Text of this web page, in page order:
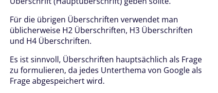
Für die übrigen Überschriften verwendet man
üblicherweise H2 Überschriften, H3 Überschriften
und H4 Überschriften.
Es ist sinnvoll, Überschriften hauptsächlich als Frage
zu formulieren, da jedes Unterthema von Google als
Frage abgespeichert wird.